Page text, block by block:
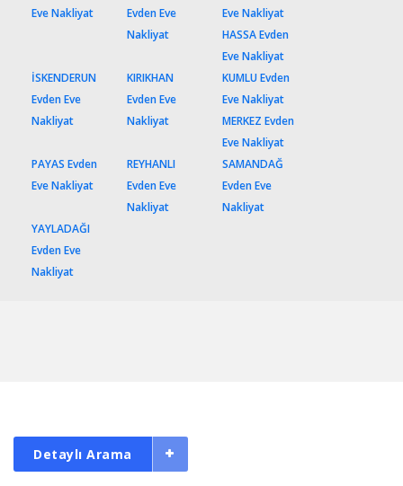
Eve Nakliyat
Evden Eve
Nakliyat
Eve Nakliyat
HASSA Evden
Eve Nakliyat
İSKENDERUN
Evden Eve
Nakliyat
KIRIKHAN
Evden Eve
Nakliyat
KUMLU Evden
Eve Nakliyat
MERKEZ Evden
Eve Nakliyat
PAYAS Evden
Eve Nakliyat
REYHANLI
Evden Eve
Nakliyat
SAMANDAĞ
Evden Eve
Nakliyat
YAYLADAĞI
Evden Eve
Nakliyat
Detaylı Arama